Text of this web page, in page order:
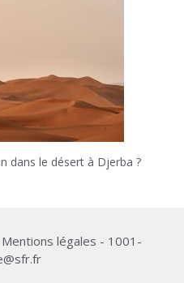
dans le désert à Djerba ?
légales - 1001-